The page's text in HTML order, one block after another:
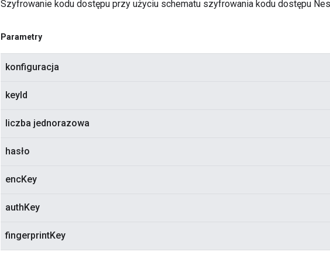
Szyfrowanie kodu dostępu przy użyciu schematu szyfrowania kodu dostępu
Parametry
konfiguracja
keyId
liczba jednorazowa
hasło
encKey
authKey
fingerprintKey